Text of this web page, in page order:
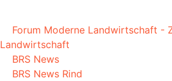
Forum Moderne Landwirtschaft -
Landwirtschaft
BRS News
BRS News Rind